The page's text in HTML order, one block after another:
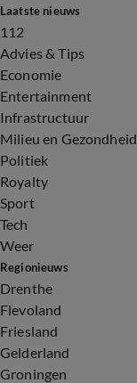
Laatste nieuws
112
Advies & Tips
Economie
Entertainment
Infrastructuur
Milieu en Gezondheid
Politiek
Royalty
Sport
Tech
Weer
Regionieuws
Drenthe
Flevoland
Friesland
Gelderland
Groningen